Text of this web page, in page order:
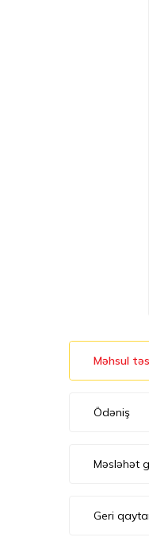
Məhsul
Ödəniş
Məsləhət
Geri